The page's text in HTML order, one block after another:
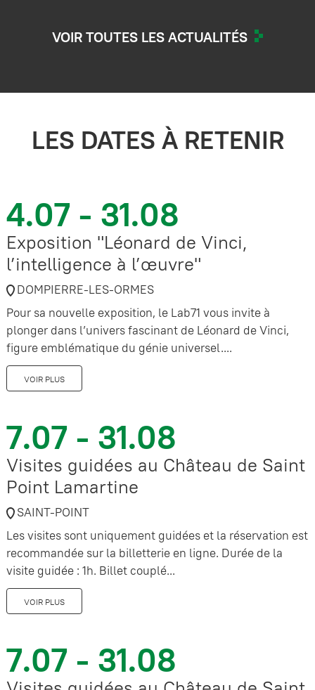
VOIR TOUTES LES ACTUALITÉS
LES DATES À RETENIR
4.07 - 31.08
Exposition "Léonard de Vinci,
l’intelligence à l’œuvre"
DOMPIERRE-LES-ORMES
Pour sa nouvelle exposition, le Lab71 vous invite à
plonger dans l’univers fascinant de Léonard de Vinci,
figure emblématique du génie universel....
VOIR PLUS
7.07 - 31.08
Visites guidées au Château de Saint
Point Lamartine
SAINT-POINT
Les visites sont uniquement guidées et la réservation est
recommandée sur la billetterie en ligne. Durée de la
visite guidée : 1h. Billet couplé...
VOIR PLUS
7.07 - 31.08